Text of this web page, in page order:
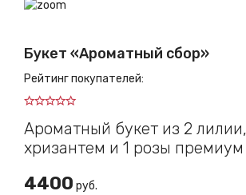
Букет «Ароматный сбор»
Рейтинг покупателей:
Ароматный букет из 2
хризантем и 1 розы премиум
4400 руб.